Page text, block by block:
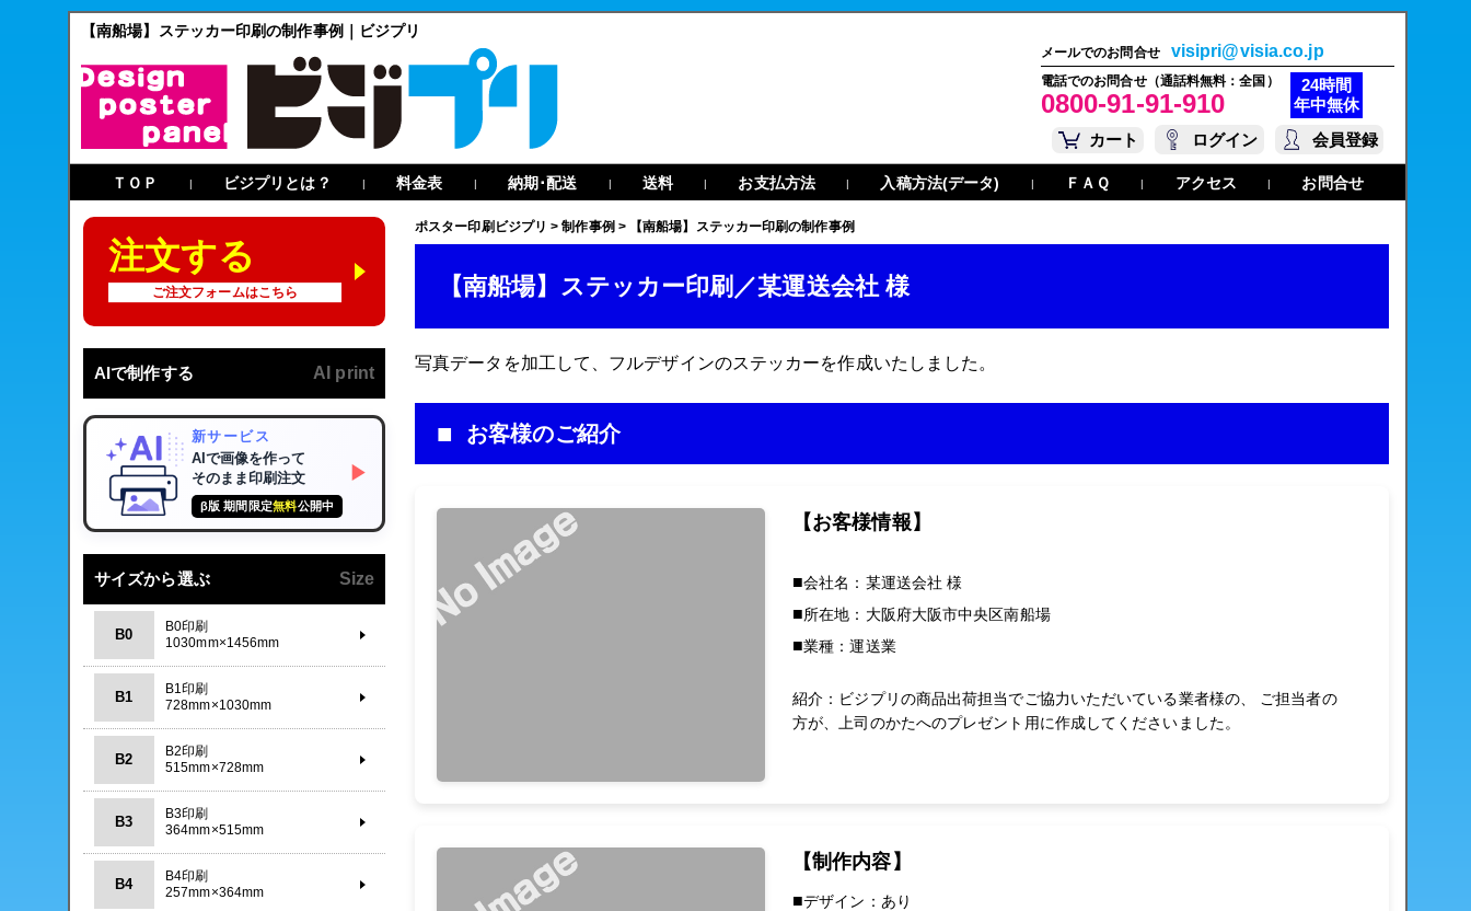
【南船場】ステッカー印刷の制作事例｜ビジプリ
メールでのお問合せ visipri@visia.co.jp
電話でのお問合せ（通話料無料：全国）
0800-91-91-910
24時間
年中無休
カート
ログイン 会員登録
ＴＯＰ | ビジプリとは？ | 料金表 | 納期･配送 | 送料 | お支払方法 | 入稿方法(データ) | ＦＡＱ | アクセス | お問合せ
注文する
ご注文フォームはこちら
AIで制作する AI print
新サービス
AIで画像を作って
そのまま印刷注文
β版 期間限定無料公開中
▶
サイズから選ぶ Size
B0
B0印刷
1030mm×1456mm
B1
B1印刷
728mm×1030mm
B2
B2印刷
515mm×728mm
B3
B3印刷
364mm×515mm
B4
B4印刷
257mm×364mm
ポスター印刷ビジプリ >制作事例 > 【南船場】ステッカー印刷の制作事例
【南船場】ステッカー印刷／某運送会社 様
写真データを加工して、フルデザインのステッカーを作成いたしました。
お客様のご紹介
【お客様情報】
会社名：某運送会社 様
所在地：大阪府大阪市中央区南船場
業種：運送業
紹介：ビジプリの商品出荷担当でご協力いただいている業者様の、 ご担当者の
方が、上司のかたへのプレゼント用に作成してくださいました。
【制作内容】
デザイン：あり